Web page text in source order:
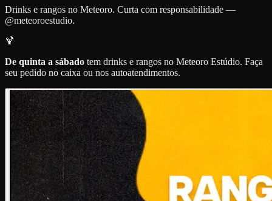
Drinks e rangos no Meteoro. Curta com responsabilidade —
@meteoroestudio.
🍹
De quinta a sábado tem drinks e rangos no Meteoro Estúdio. Faça
seu pedido no caixa ou nos autoatendimentos.